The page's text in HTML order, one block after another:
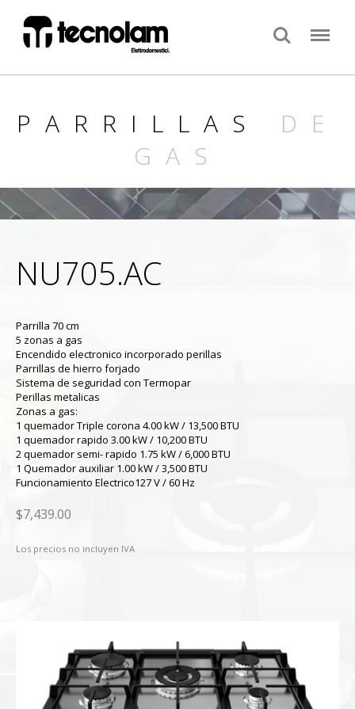
Search Menu
PARRILLAS DE
GAS
NU705.AC
Parrilla 70 cm
5 zonas a gas
Encendido electronico incorporado perillas
Parrillas de hierro forjado
Sistema de seguridad con Termopar
Perillas metalicas
Zonas a gas:
1 quemador Triple corona 4.00 kW / 13,500 BTU
1 quemador rapido 3.00 kW / 10,200 BTU
2 quemador semi- rapido 1.75 kW / 6,000 BTU
1 Quemador auxiliar 1.00 kW / 3,500 BTU
Funcionamiento Electrico127 V / 60 Hz
$7,439.00
Los precios no incluyen IVA